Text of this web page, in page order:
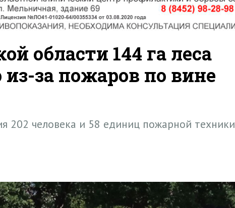
области 144 га леса
из-за пожаров по вине
202 человека и 58 единиц пожарной техники